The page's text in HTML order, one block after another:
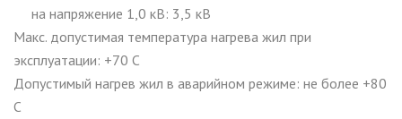
на напряжение 1,0 кВ: 3,5 кВ
Макс. допустимая температура нагрева жил при
эксплуатации: +70 С
Допустимый нагрев жил в аварийном режиме: не более +80
С